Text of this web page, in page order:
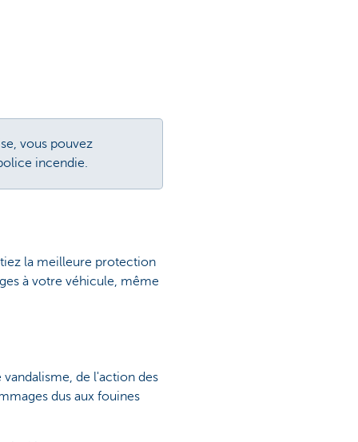
vous pouvez
incendie.
la meilleure protection
à votre véhicule, même
vandalisme, de l'action des
dus aux fouines